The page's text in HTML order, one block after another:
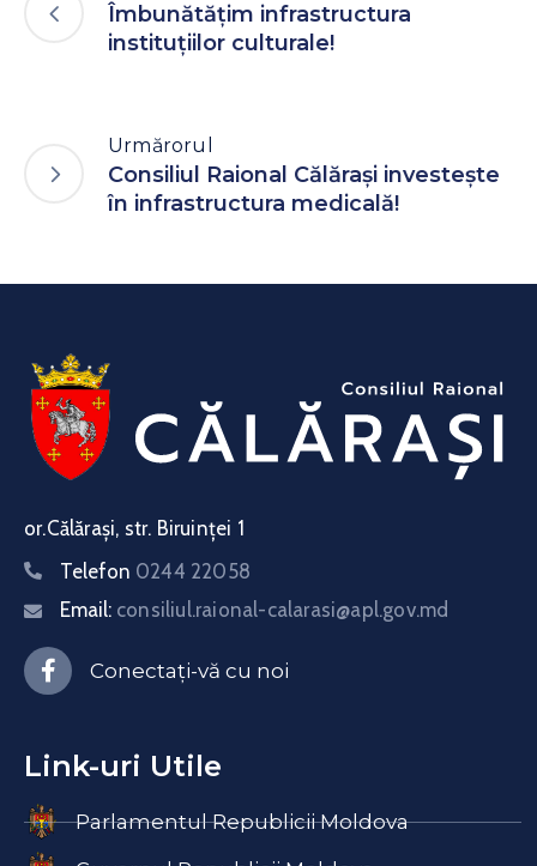
Îmbunătățim infrastructura
instituțiilor culturale!
Urmărorul
Consiliul Raional Călărași investește
în infrastructura medicală!
or.Călărași, str. Biruinței 1
Telefon 0244 22058
Email: consiliul.raional-calarasi@apl.gov.md
Conectați-vă cu noi
Link-uri Utile
Parlamentul Republicii Moldova